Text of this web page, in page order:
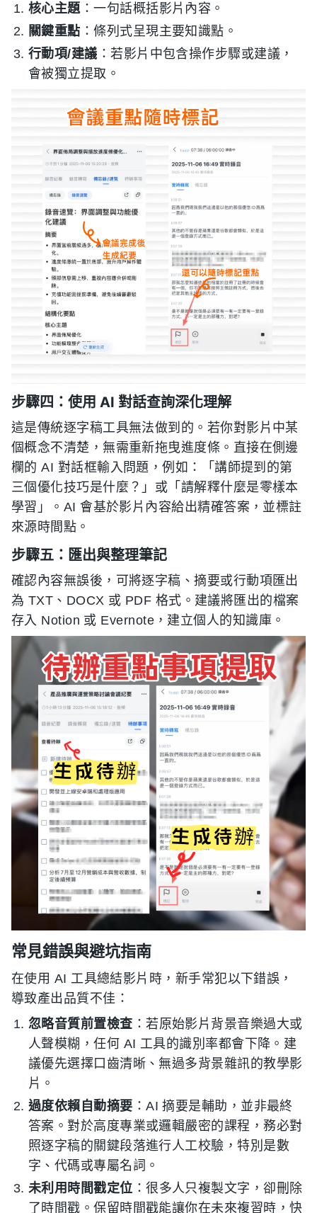
核心主題 ：一句話概括影片內容。
關鍵重點 ：條列式呈現主要知識點。
行動項/建議 ：若影片中包含操作步驟或建議，
會被獨立提取。
步驟四：使用 AI 對話查詢深化理解
這是傳統逐字稿工具無法做到的。若你對影片中某
個概念不清楚，無需重新拖曳進度條。直接在側邊
欄的 AI 對話框輸入問題，例如：「講師提到的第
三個優化技巧是什麼？」或「請解釋什麼是零樣本
學習」。AI 會基於影片內容給出精確答案，並標註
來源時間點。
步驟五：匯出與整理筆記
確認內容無誤後，可將逐字稿、摘要或行動項匯出
為 TXT、DOCX 或 PDF 格式。建議將匯出的檔案
存入 Notion 或 Evernote，建立個人的知識庫。
常見錯誤與避坑指南
在使用 AI 工具總結影片時，新手常犯以下錯誤，
導致產出品質不佳：
忽略音質前置檢查 ：若原始影片背景音樂過大或
人聲模糊，任何 AI 工具的識別率都會下降。建
議優先選擇口齒清晰、無過多背景雜訊的教學影
片。
過度依賴自動摘要 ：AI 摘要是輔助，並非最終
答案。對於高度專業或邏輯嚴密的課程，務必對
照逐字稿的關鍵段落進行人工校驗，特別是數
字、代碼或專屬名詞。
未利用時間戳定位 ：很多人只複製文字，卻刪除
了時間戳。保留時間戳能讓你在未來複習時，快